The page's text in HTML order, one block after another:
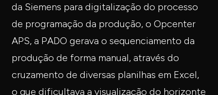
da Siemens para digitalização do processo
de programação da produção, o Opcenter
APS, a PADO gerava o sequenciamento da
produção de forma manual, através do
cruzamento de diversas planilhas em Excel,
o que dificultava a visualização do horizonte